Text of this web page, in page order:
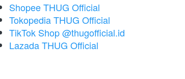
Shopee THUG Official
Tokopedia THUG Official
TikTok Shop @thugofficial.id
Lazada THUG Official